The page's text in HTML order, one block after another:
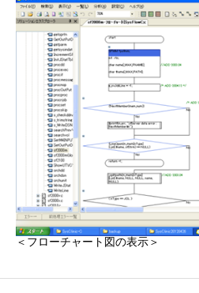
＜フローチャート図の表示＞